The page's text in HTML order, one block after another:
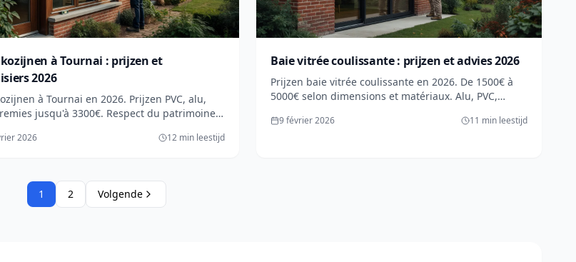
à Tournai : prijzen et
2026
à Tournai en 2026. Prijzen PVC, alu,
jusqu'à 3300€. Respect du patrimoine
2026 12 min leestijd
Baie vitrée coulissante : prijzen et advies 2026
Prijzen baie vitrée coulissante en 2026. De 1500€ à
5000€ selon dimensions et matériaux. Alu, PVC,
9 février 2026 11 min leestijd
1 2 Volgende